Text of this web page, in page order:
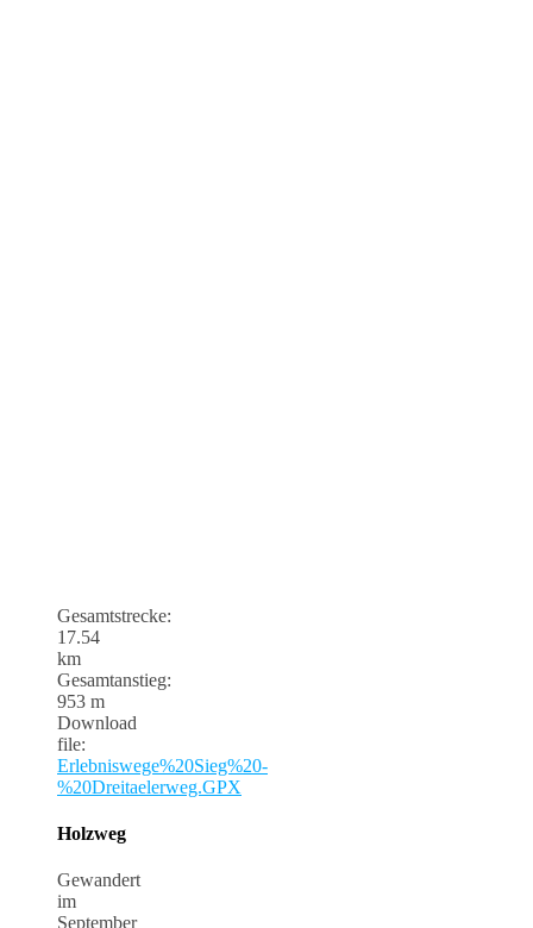
Gesamtstrecke:
17.54
km
Gesamtanstieg:
953 m
Download
file:
Erlebniswege%20Sieg%20-
%20Dreitaelerweg.GPX
Holzweg
Gewandert
im
September